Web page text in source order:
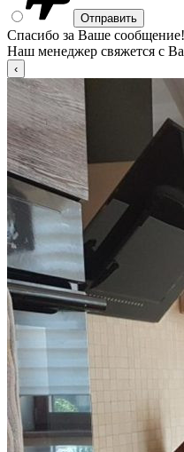
Спасибо за Ваше сообщение!
Наш менеджер свяжется с